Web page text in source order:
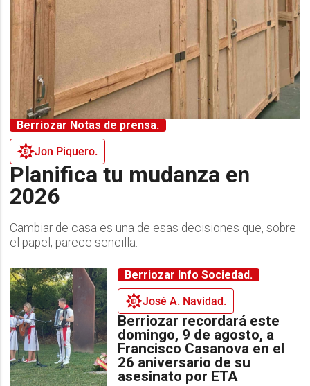
Berriozar Notas de prensa.
Jon Piquero.
Planifica tu mudanza en
2026
Cambiar de casa es una de esas decisiones que, sobre
el papel, parece sencilla.
Berriozar Info Sociedad.
José A. Navidad.
Berriozar recordará este
domingo, 9 de agosto, a
Francisco Casanova en el
26 aniversario de su
asesinato por ETA